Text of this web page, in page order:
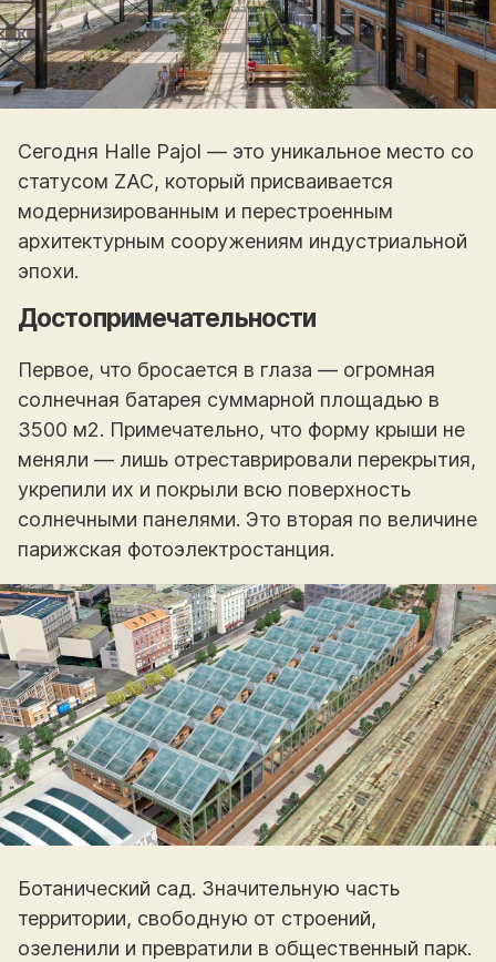
Сегодня Halle Pajol — это уникальное место со
статусом ZAC, который присваивается
модернизированным и перестроенным
архитектурным сооружениям индустриальной
эпохи.
Достопримечательности
Первое, что бросается в глаза — огромная
солнечная батарея суммарной площадью в
3500 м2. Примечательно, что форму крыши не
меняли — лишь отреставрировали перекрытия,
укрепили их и покрыли всю поверхность
солнечными панелями. Это вторая по величине
парижская фотоэлектростанция.
Ботанический сад. Значительную часть
территории, свободную от строений,
озеленили и превратили в общественный парк.